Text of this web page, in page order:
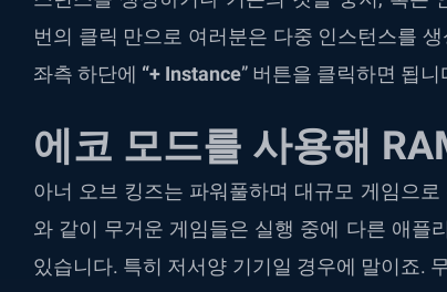
번의 클릭 만으로 여러분은 다중 인스턴스를
좌측 하단에 “+ Instance” 버튼을 클릭하면 됩니
에코 모드를 사용해
아너 오브 킹즈는 파워풀하며 대규모 게임으
와 같이 무거운 게임들은 실행 중에 다른 애플
있습니다. 특히 저서양 기기일 경우에 말이죠.